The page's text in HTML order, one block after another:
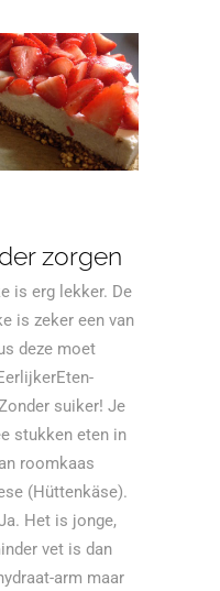
zorgen
is erg lekker. De
is zeker een van
deze moet
suiker! Je
stukken eten in
roomkaas
(Hüttenkäse).
Het is jonge,
vet is dan
arm maar